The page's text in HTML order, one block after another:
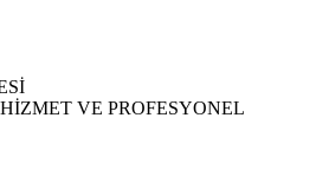
VE PROFESYONEL